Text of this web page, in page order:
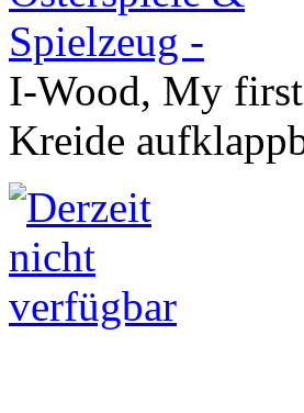
I-Wood, My
Kreide